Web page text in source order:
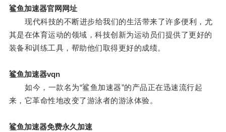
鲨鱼加速器官网网址
现代科技的不断进步给我们的生活带来了许多便利，尤
其是在体育运动的领域，科技创新为运动员们提供了更好的
装备和训练工具，帮助他们取得更好的成绩。
鲨鱼加速器vqn
如今，一款名为“鲨鱼加速器”的产品正在迅速流行起
来，它革命性地改变了游泳者的游泳体验。
鲨鱼加速器免费永久加速